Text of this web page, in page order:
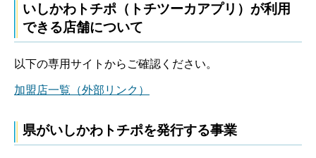
いしかわトチポ（トチツーカアプリ）が利用
できる店舗について
以下の専用サイトからご確認ください。
加盟店一覧（外部リンク）
県がいしかわトチポを発行する事業